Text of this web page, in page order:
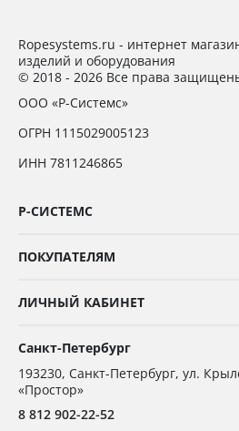
Ropesystems.ru - интернет
изделий и оборудования
© 2018 - 2026 Все права
ООО «Р-Системс»
ОГРН 1115029005123
ИНН 7811246865
Р-СИСТЕМС
ПОКУПАТЕЛЯМ
ЛИЧНЫЙ КАБИНЕТ
Санкт-Петербург
193230, Санкт-Петербург, ул.
«Простор»
8 812 902-22-52